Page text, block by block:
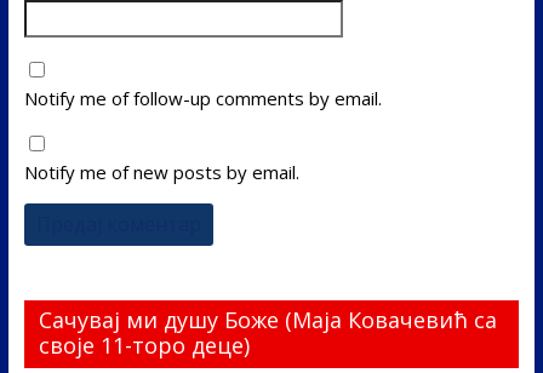
Notify me of follow-up comments by email.
Notify me of new posts by email.
Сачувај ми душу Боже (Маја Ковачевић са
своје 11-торо деце)